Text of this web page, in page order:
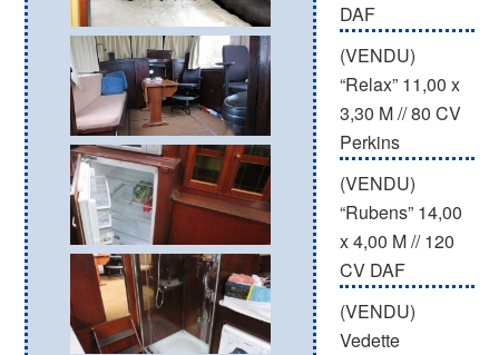
DAF
(VENDU)
“Relax” 11,00 x
3,30 M // 80 CV
Perkins
(VENDU)
“Rubens” 14,00
x 4,00 M // 120
CV DAF
(VENDU)
Vedette